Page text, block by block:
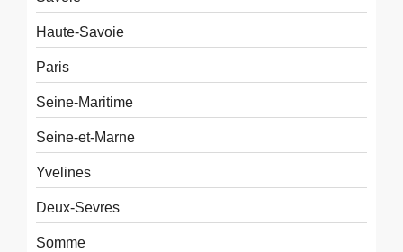
Haute-Savoie
Paris
Seine-Maritime
Seine-et-Marne
Yvelines
Deux-Sevres
Somme